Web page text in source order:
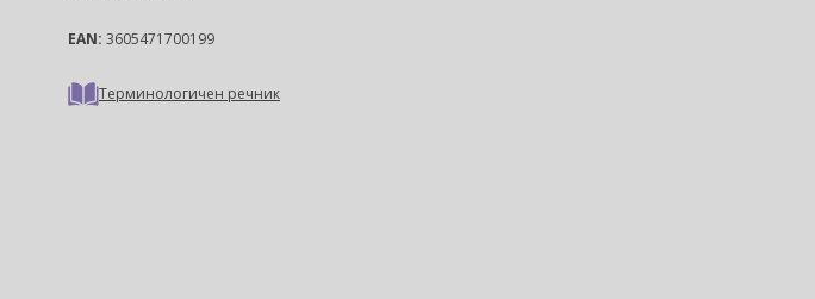
EAN: 3605471700199
Терминологичен речник